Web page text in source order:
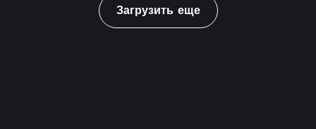
Загрузить еще